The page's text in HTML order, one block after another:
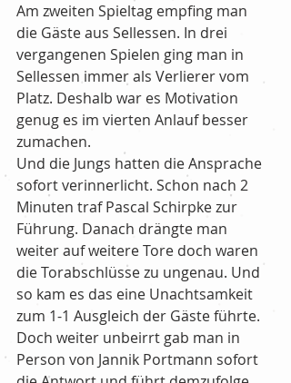
Am zweiten Spieltag empfing man
die Gäste aus Sellessen. In drei
vergangenen Spielen ging man in
Sellessen immer als Verlierer vom
Platz. Deshalb war es Motivation
genug es im vierten Anlauf besser
zumachen.
Und die Jungs hatten die Ansprache
sofort verinnerlicht. Schon nach 2
Minuten traf Pascal Schirpke zur
Führung. Danach drängte man
weiter auf weitere Tore doch waren
die Torabschlüsse zu ungenau. Und
so kam es das eine Unachtsamkeit
zum 1-1 Ausgleich der Gäste führte.
Doch weiter unbeirrt gab man in
Person von Jannik Portmann sofort